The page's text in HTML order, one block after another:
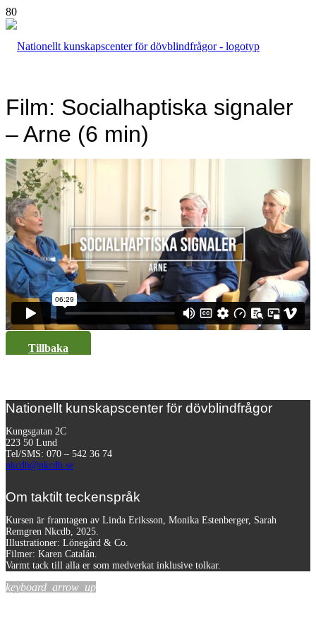
Film: Socialhaptiska signaler
– Arne (6 min)
Tillbaka
Nationellt kunskapscenter för dövblindfrågor
Kungsgatan 2C
223 50 Lund
Tel/SMS: 070 – 542 36 74
nkcdb@nkcdb.se
Om taktilt teckenspråk
Kursen är framtagen av Linda Eriksson, Monika Estenberger, Sarah
Remgren Nkcdb, 2025.
Illustrationer: Lönegård & Co.
Filmer: Karen Catalán.
Varmt tack till alla er som medverkat inklusive tolkar.
keyboard_arrow_up